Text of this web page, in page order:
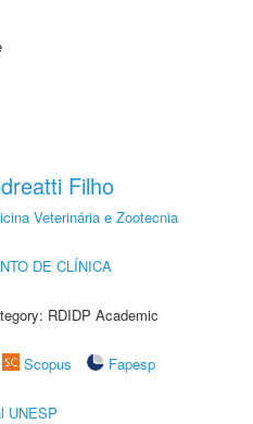
Filho
Veterinária e Zootecnia
DE CLÍNICA
RDIDP Academic
Scopus
Fapesp
UNESP